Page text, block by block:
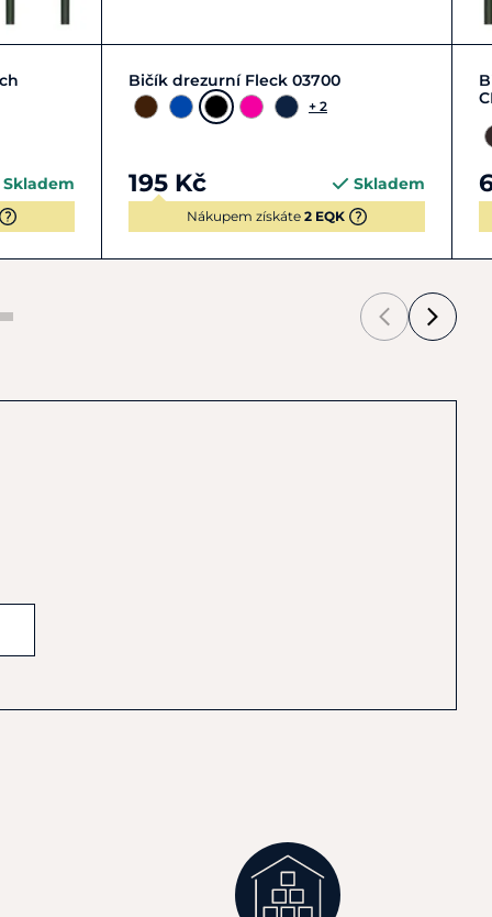
Skladem
100 110 120 130
Bičík drezurní Fleck 03700
+ 2
195 Kč Skladem
Nákupem získáte 2 EQK